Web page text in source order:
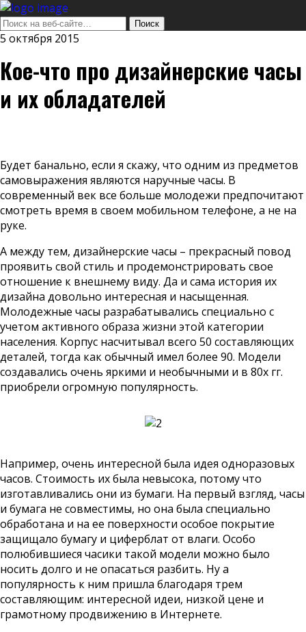
5 октября 2015
Кое-что про дизайнерские часы
и их обладателей
Будет банально, если я скажу, что одним из предметов
самовыражения являются наручные часы. В
современный век все больше молодежи предпочитают
смотреть время в своем мобильном телефоне, а не на
руке.
А между тем, дизайнерские часы – прекрасный повод
проявить свой стиль и продемонстрировать свое
отношение к внешнему виду. Да и сама история их
дизайна довольно интересная и насыщенная.
Молодежные часы разрабатывались специально с
учетом активного образа жизни этой категории
населения. Корпус насчитывал всего 50 составляющих
деталей, тогда как обычный имел более 90. Модели
создавались очень яркими и необычными и в 80х гг.
приобрели огромную популярность.
Например, очень интересной была идея одноразовых
часов. Стоимость их была невысока, потому что
изготавливались они из бумаги. На первый взгляд, часы
и бумага не совместимы, но она была специально
обработана и на ее поверхности особое покрытие
защищало бумагу и циферблат от влаги. Особо
полюбившиеся часики такой модели можно было
носить долго и не опасаться разбить. Ну а
популярность к ним пришла благодаря трем
составляющим: интересной идеи, низкой цене и
грамотному продвижению в Интернете.